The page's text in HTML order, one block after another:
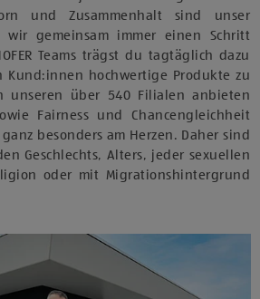
und Zusammenhalt sind unser
wir gemeinsam immer einen Schritt
Teams trägst du tagtäglich dazu
Kund:innen hochwertige Produkte zu
unseren über 540 Filialen anbieten
Fairness und Chancengleichheit
ganz besonders am Herzen. Daher sind
Geschlechts, Alters, jeder sexuellen
oder mit Migrationshintergrund